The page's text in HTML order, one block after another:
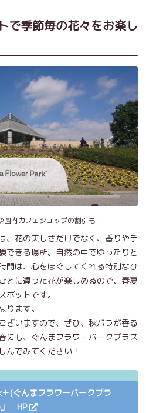
で季節毎の花々をお楽し
内カフェショップの割引も！
、花の美しさだけでなく、香りや手
できる場所。自然の中でゆったりと
間は、心をほぐしてくれる特別なひ
とに違った花が楽しめるので、春夏
ポットです。
ります。
ざいますので、ぜひ、秋バラが香る
にも、ぐんまフラワーパークプラス
んでみてください！
(ぐんまフラワーパークプラ
」 HP